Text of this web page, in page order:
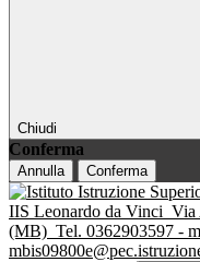
Chiudi
Conferma
Annulla Conferma
IIS Leonardo da Vinci Via
(MB) Tel. 0362903597 -